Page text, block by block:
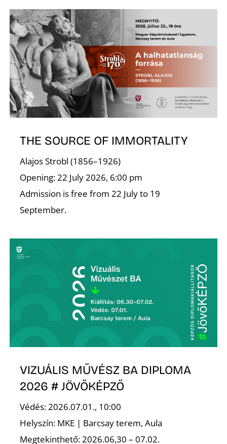
THE SOURCE OF IMMORTALITY
Alajos Strobl (1856–1926)
Opening: 22 July 2026, 6:00 pm
Admission is free from 22 July to 19
September.
VIZUÁLIS MŰVÉSZ BA DIPLOMA
2026 # JÖVŐKÉPZŐ
Védés: 2026.07.01., 10:00
Helyszín: MKE | Barcsay terem, Aula
Megtekinthető: 2026.06,30 – 07.02.